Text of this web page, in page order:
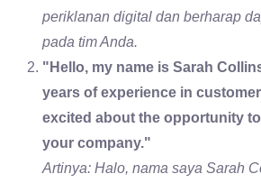
periklanan digital dan berharap
pada tim Anda.
"Hello, my name is Sarah
years of experience in
excited about the opportunity
your company."
Artinya: Halo, nama saya Sarah